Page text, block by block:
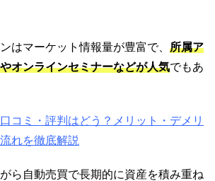
はマーケット情報量が豊富で、 所属ア
オンラインセミナーなどが人気でもあ
コミ・評判はどう？メリット・デメリ
れを徹底解説
ら自動売買で長期的に資産を積み重ね